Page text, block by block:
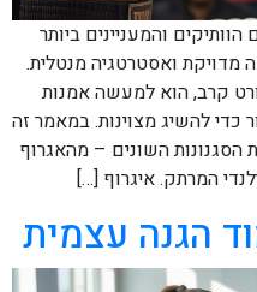
והמעניינים ביותר
מדויקת ואסטרטגיה מנטלית.
קרב, הוא למעשה אמנות
להשיג מצוינות. במאמר זה
הסגנונות השונים – מהאגרוף
המרתק. איגרוף […]
הגנה עצמית